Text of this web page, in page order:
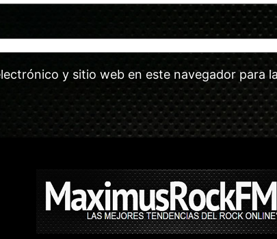
y sitio web en este navegador para